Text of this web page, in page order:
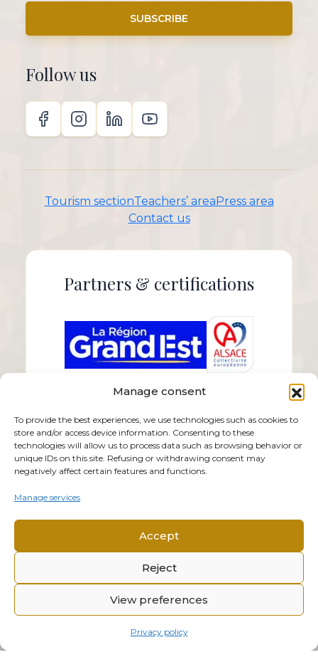
Manage consent
To provide the best experiences, we use technologies such as cookies to
store and/or access device information. Consenting to these
technologies will allow us to process data such as browsing behavior or
unique IDs on this site. Refusing or withdrawing consent may
negatively affect certain features and functions.
Manage services
Accept
Reject
View preferences
Privacy policy
SUBSCRIBE
Follow us
Tourism sectionTeachers’ areaPress area
Contact us
Partners & certifications
© 2026 Mémorial Alsace-Moselle. All rights reserved.
Privacy policy
Legal notice